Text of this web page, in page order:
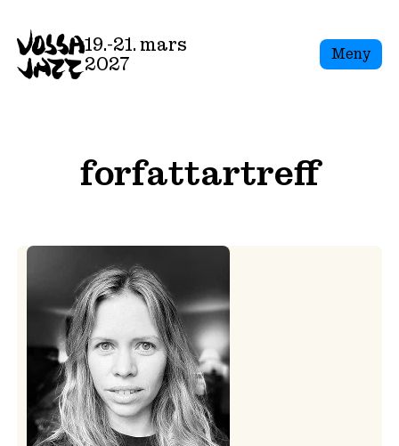
to
content
19.-21. mars
2027
Meny
forfattartreff